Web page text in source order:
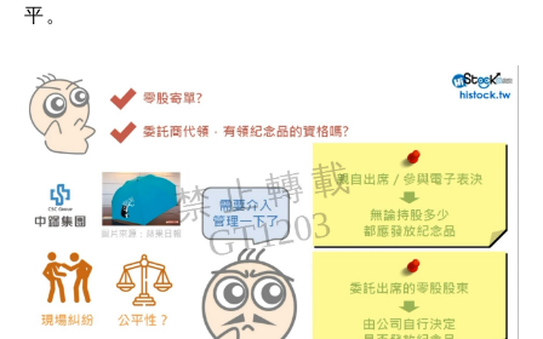
平。